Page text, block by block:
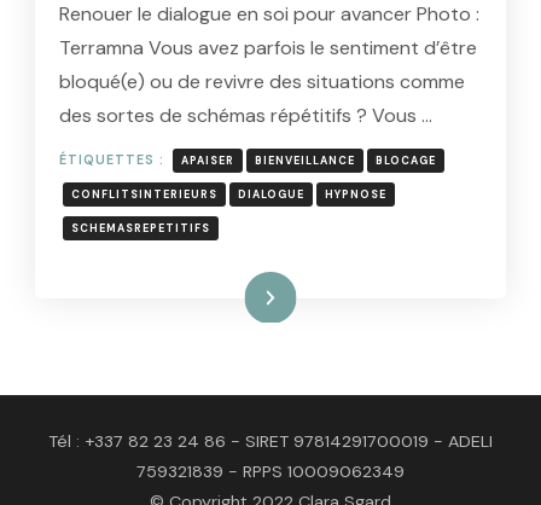
Renouer le dialogue en soi pour avancer Photo :
Terramna Vous avez parfois le sentiment d’être
bloqué(e) ou de revivre des situations comme
des sortes de schémas répétitifs ? Vous …
ÉTIQUETTES : APAISER BIENVEILLANCE BLOCAGE
CONFLITSINTERIEURS DIALOGUE HYPNOSE
SCHEMASREPETITIFS
Lire la suite
Tél : +337 82 23 24 86 - SIRET 97814291700019 - ADELI
759321839 - RPPS 10009062349